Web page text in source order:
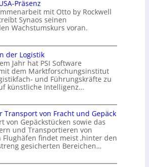
Präsenz
mit Otto by Rockwell
Synaos seinen
Wachstumskurs voran.
der Logistik
Jahr hat PSI Software
dem Marktforschungsinstitut
und Führungskräfte zu
künstliche Intelligenz…
Transport von Fracht und Gepäck
von Gepäckstücken sowie das
und Transportieren von
findet meist ‚hinter den
gesicherten Bereichen…